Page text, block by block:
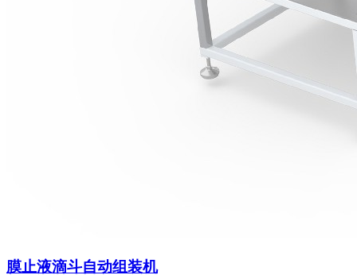
膜止液滴斗自动组装机